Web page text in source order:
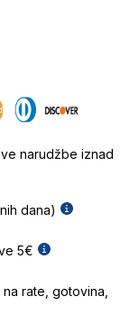
narudžbe iznad
dana)
5€
rate, gotovina,